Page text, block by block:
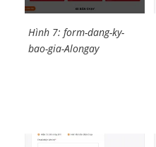
Hình 7: form-dang-ky-
bao-gia-Alongay